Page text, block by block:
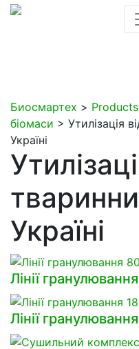
Биосмартех > Products
біомаси > Утилізація
Україні
Україні
Лінії
Лінії